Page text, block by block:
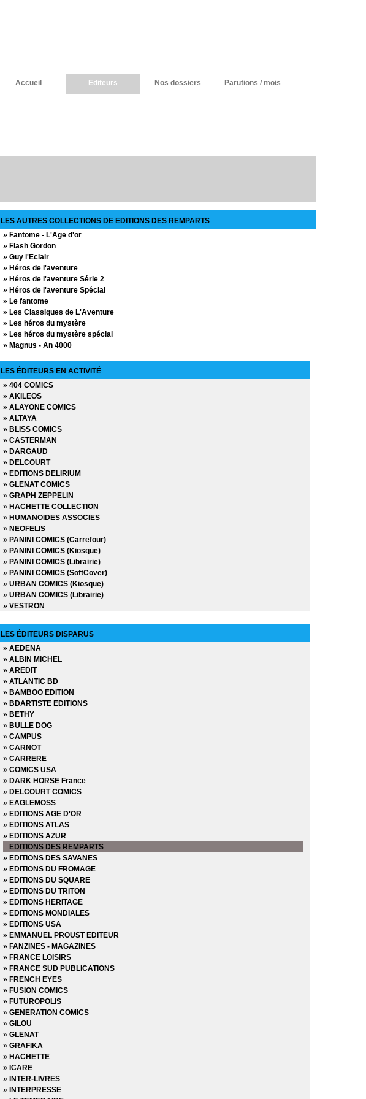
Accueil Editeurs Nos dossiers Parutions / mois
LES AUTRES COLLECTIONS DE EDITIONS DES REMPARTS
» Fantome - L'Age d'or
» Flash Gordon
» Guy l'Eclair
» Héros de l'aventure
» Héros de l'aventure Série 2
» Héros de l'aventure Spécial
» Le fantome
» Les Classiques de L'Aventure
» Les héros du mystère
» Les héros du mystère spécial
» Magnus - An 4000
Mandrake - Mondes mysterieux
» Parade de la bande dessinée
» Prince Valiant
» Spécial le fantome
» Spécial le fantome série 2
» Spécial le fantome série 3
» Spécial Mandrake
» Spécial Mandrake Série 2
» Star Trek
» Tonnerre
» Turok
LES ÉDITEURS EN ACTIVITÉ
» 404 COMICS
» AKILEOS
» ALAYONE COMICS
» ALTAYA
» BLISS COMICS
» CASTERMAN
» DARGAUD
» DELCOURT
» EDITIONS DELIRIUM
» GLENAT COMICS
» GRAPH ZEPPELIN
» HACHETTE COLLECTION
» HUMANOIDES ASSOCIES
» NEOFELIS
» PANINI COMICS (Carrefour)
» PANINI COMICS (Kiosque)
» PANINI COMICS (Librairie)
» PANINI COMICS (SoftCover)
» URBAN COMICS (Kiosque)
» URBAN COMICS (Librairie)
» VESTRON
LES ÉDITEURS DISPARUS
» AEDENA
» ALBIN MICHEL
» AREDIT
» ATLANTIC BD
» BAMBOO EDITION
» BDARTISTE EDITIONS
» BETHY
» BULLE DOG
» CAMPUS
» CARNOT
» CARRERE
» COMICS USA
» DARK HORSE France
» DELCOURT COMICS
» EAGLEMOSS
» EDITIONS AGE D'OR
» EDITIONS ATLAS
» EDITIONS AZUR
EDITIONS DES REMPARTS
» EDITIONS DES SAVANES
» EDITIONS DU FROMAGE
» EDITIONS DU SQUARE
» EDITIONS DU TRITON
» EDITIONS HERITAGE
» EDITIONS MONDIALES
» EDITIONS USA
» EMMANUEL PROUST EDITEUR
» FANZINES - MAGAZINES
» FRANCE LOISIRS
» FRANCE SUD PUBLICATIONS
» FRENCH EYES
» FUSION COMICS
» FUTUROPOLIS
» GENERATION COMICS
» GILOU
» GLENAT
» GRAFIKA
» HACHETTE
» ICARE
» INTER-LIVRES
» INTERPRESSE